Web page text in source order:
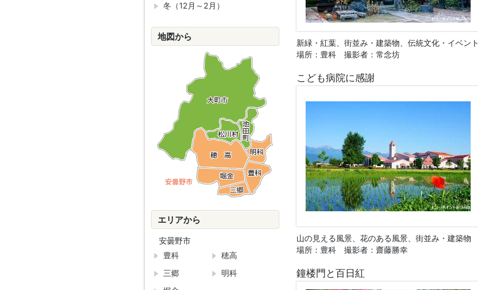
新緑・紅葉、街並み・建築物、伝統文化・イベント
場所：豊科 撮影者：常念坊
こども病院に感謝
山の見える風景、花のある風景、街並み・建築物
場所：豊科 撮影者：齋藤勝幸
鐘楼門と百日紅
冬（12月～2月）
地図から
エリアから
安曇野市
豊科
穂高
三郷
明科